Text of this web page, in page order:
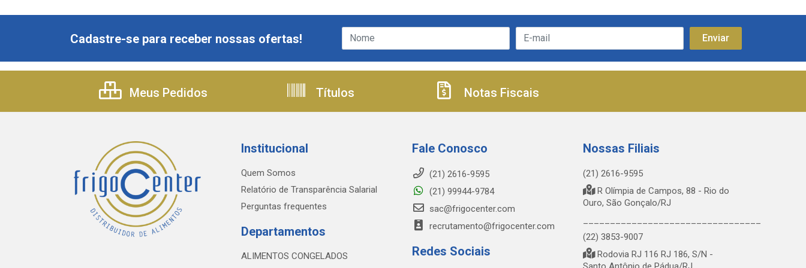
Cadastre-se para receber nossas ofertas!
Meus Pedidos Títulos Notas Fiscais
Institucional
Quem Somos
Relatório de Transparência Salarial
Perguntas frequentes
Departamentos
ALIMENTOS CONGELADOS
Fale Conosco
(21) 2616-9595
(21) 99944-9784
sac@frigocenter.com
recrutamento@frigocenter.com
Redes Sociais
Nossas Filiais
(21) 2616-9595
R Olímpia de Campos, 88 - Rio do
Ouro, São Gonçalo/RJ
(22) 3853-9007
Rodovia RJ 116 RJ 186, S/N -